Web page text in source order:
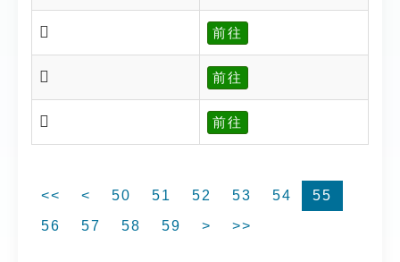
𥉄 前往
𥉅 前往
𥉆 前往
<< < 50 51 52 53 54
55
56
57 58 59 > >>